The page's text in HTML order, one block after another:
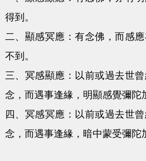
得到。
二、顯感冥應：有念佛，而感
不到。
三、冥感顯應：以前或過去世
念，而遇事逢緣，明顯感覺彌陀
四、冥感冥應：以前或過去世
念，而遇事逢緣，暗中蒙受彌陀